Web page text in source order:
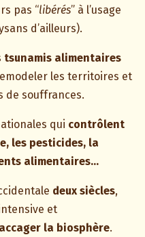
pas “libérés” à l’usage
d’ailleurs).
tsunamis alimentaires
les territoires et
de souffrances.
qui contrôlent
les pesticides, la
alimentaires…
deux siècles,
et
la biosphère.